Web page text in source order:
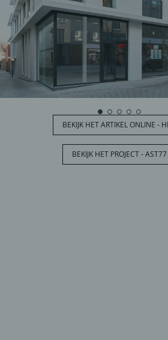
BEKIJK HET ARTIKEL ONLINE -
BEKIJK HET PROJECT - AST77